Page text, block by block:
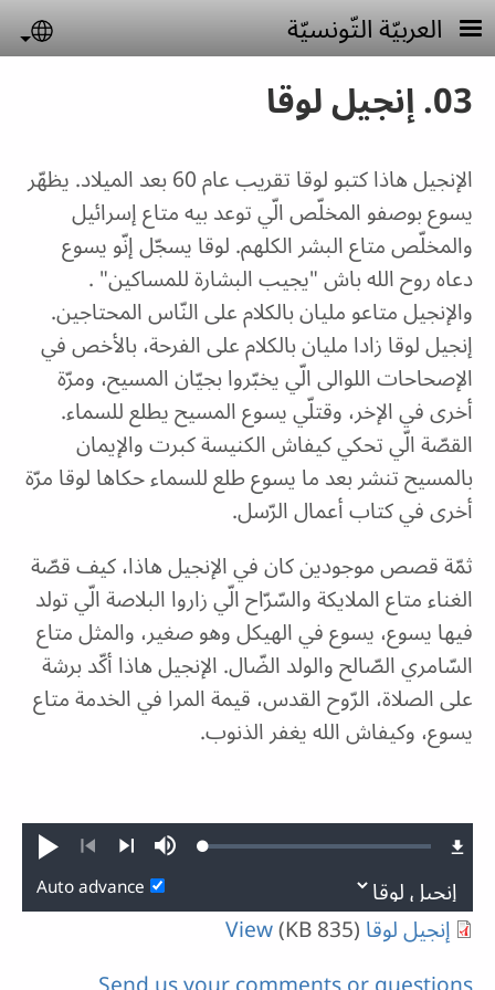
Skip to main content
العربيّة التّونسيّة
03. إنجيل لوقا
الإنجيل هاذا كتبو لوقا تقريب عام 60 بعد الميلاد. يظهّر
يسوع بوصفو المخلّص الّي توعد بيه متاع إسرائيل
والمخلّص متاع البشر الكلهم. لوقا يسجّل إنّو يسوع
دعاه روح الله باش "يجيب البشارة للمساكين" .
والإنجيل متاعو مليان بالكلام على النّاس المحتاجين.
إنجيل لوقا زادا مليان بالكلام على الفرحة، بالأخص في
الإصحاحات اللوالى الّي يخبّروا بجيّان المسيح، ومرّة
أخرى في الإخر، وقتلّي يسوع المسيح يطلع للسماء.
القصّة الّي تحكي كيفاش الكنيسة كبرت والإيمان
بالمسيح تنشر بعد ما يسوع طلع للسماء حكاها لوقا مرّة
أخرى في كتاب أعمال الرّسل.
ثمّة قصص موجودين كان في الإنجيل هاذا، كيف قصّة
الغناء متاع الملايكة والسّرّاح الّي زاروا البلاصة الّي تولد
فيها يسوع، يسوع في الهيكل وهو صغير، والمثل متاع
السّامري الصّالح والولد الضّال. الإنجيل هاذا أكّد برشة
على الصلاة، الرّوح القدس، قيمة المرا في الخدمة متاع
يسوع، وكيفاش الله يغفر الذنوب.
Play
PreviousNext
MuteLoaded:
Auto advance
إنجيل لوقا (835 KB)
View
Send us your comments or questions